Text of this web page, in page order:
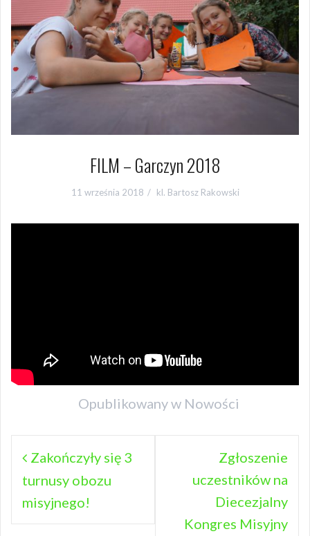
FILM – Garczyn 2018
11 września 2018 kl. Bartosz Rakowski
Opublikowany w Nowości
Nawigacja
wpisu
Zakończyły się 3
turnusy obozu
misyjnego!
Zgłoszenie
uczestników na
Diecezjalny
Kongres Misyjny